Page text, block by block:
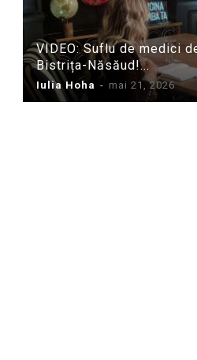
VIDEO: Suflu de medici
Bistrița-Năsăud!...
Iulia Hoha - mai 21, 2026